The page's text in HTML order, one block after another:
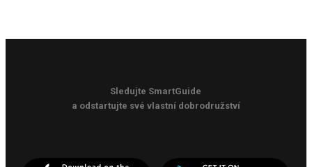
Sledujte SmartGuide
a odstartujte své vlastní dobrodružství